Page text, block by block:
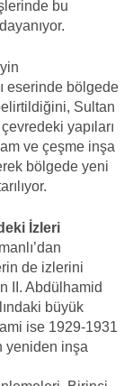
bu
eserinde bölgede
Sultan
yapıları
ve çeşme inşa
bölgede yeni
İzleri
de izlerini
II. Abdülhamid
büyük
ise 1929-1931
yeniden inşa